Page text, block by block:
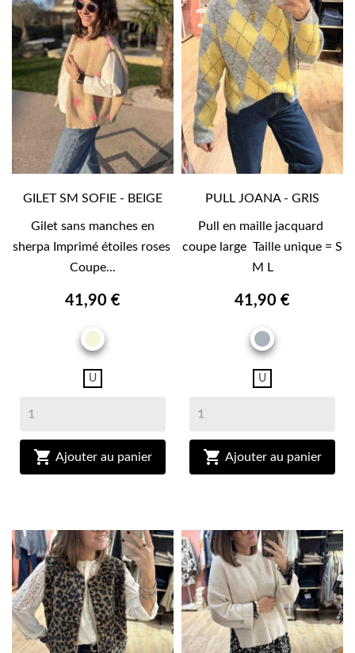
GILET SM SOFIE - BEIGE
Gilet sans manches en
sherpa Imprimé étoiles roses
Coupe...
41,90 €
BEIGE
U
 Ajouter au panier
PULL JOANA - GRIS
Pull en maille jacquard
coupe large Taille unique = S
M L
41,90 €
GRIS
U
 Ajouter au panier